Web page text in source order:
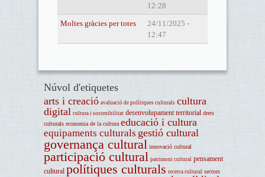
12:28
Moltes gràcies per totes
24/11/2025 -
12:47
Núvol d'etiquetes
arts i creació avaluació de polítiques culturals cultura
digital cultura i sostenibilitat desenvolupament territorial drets
culturals economia de la cultura educació i cultura
equipaments culturals gestió cultural
governança cultural innovació cultural
participació cultural patrimoni cultural pensament
cultural polítiques culturals recerca cultural sectors